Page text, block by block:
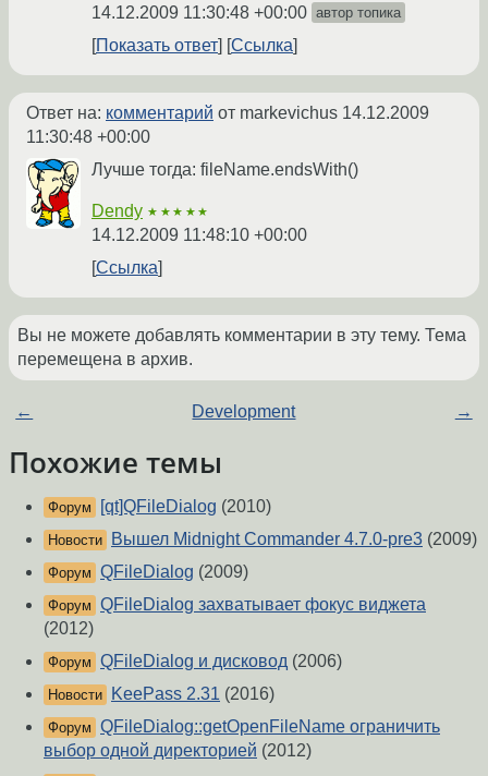
14.12.2009 11:30:48 +00:00 автор топика
Показать ответ Ссылка
Ответ на: комментарий от markevichus 14.12.2009
11:30:48 +00:00
Лучше тогда: fileName.endsWith()
Dendy ★★★★★
14.12.2009 11:48:10 +00:00
Ссылка
Вы не можете добавлять комментарии в эту тему. Тема
перемещена в архив.
← Development →
Похожие темы
Форум [qt]QFileDialog (2010)
Новости Вышел Midnight Commander 4.7.0-pre3 (2009)
Форум QFileDialog (2009)
Форум QFileDialog захватывает фокус виджета
(2012)
Форум QFileDialog и дисковод (2006)
Новости KeePass 2.31 (2016)
Форум QFileDialog::getOpenFileName ограничить
выбор одной директорией (2012)